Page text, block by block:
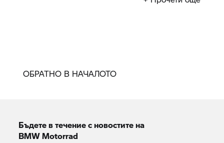
**3,3% годишна лихва, променяща се според
ОБРАТНО В НАЧАЛОТО
Бъдете в течение с новостите на
BMW Motorrad